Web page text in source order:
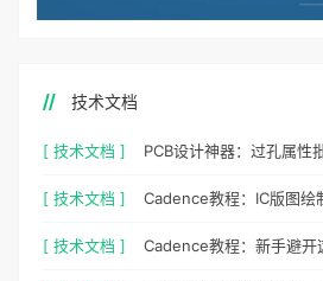
技术文档
[ 技术文档 ] PCB设计神器：过孔属性
[ 技术文档 ]
[ 技术文档 ] Cadence教程：新手避开